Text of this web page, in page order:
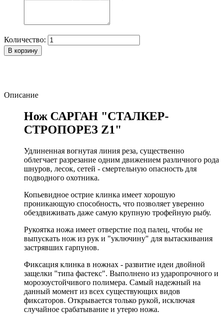
Количество:
В корзину
Описание
Нож САРГАН "СТАЛКЕР-
СТРОПОРЕЗ Z1"
Удлиненная вогнутая линия реза, существенно
облегчает разрезание одним движением различного рода
шнуров, лесок, сетей - смертельную опасность для
подводного охотника.
Копьевидное острие клинка имеет хорошую
проникающую способность, что позволяет уверенно
обездвиживать даже самую крупную трофейную рыбу.
Рукоятка ножа имеет отверстие под палец, чтобы не
выпускать нож из рук и "уключину" для вытаскивания
застрявших гарпунов.
Фиксация клинка в ножнах - развитие идеи двойной
защелки "типа фастекс". Выполнено из ударопрочного и
морозоустойчивого полимера. Самый надежный на
данный момент из всех существующих видов
фиксаторов. Открывается только рукой, исключая
случайное срабатывание и утерю ножа.